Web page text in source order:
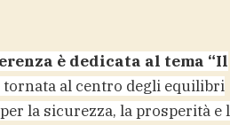
è dedicata al tema “Il
tornata al centro degli equilibri
la sicurezza, la prosperità e